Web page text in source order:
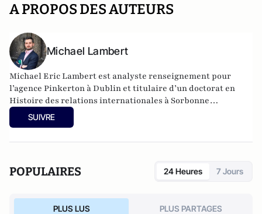
A PROPOS DES AUTEURS
Michael Lambert
Michael Eric Lambert est analyste renseignement pour
l’agence Pinkerton à Dublin et titulaire d’un doctorat en
Histoire des relations internationales à Sorbonne
Université en partenariat avec l’INSEAD.
SUIVRE
POPULAIRES 24 Heures 7 Jours
PLUS LUS PLUS PARTAGES